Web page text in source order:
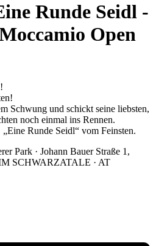
Runde Seidl -
Open
Schwung und schickt seine liebsten,
noch einmal ins Rennen.
Runde Seidl“ vom Feinsten.
Park · Johann Bauer Straße 1,
SCHWARZATALE · AT